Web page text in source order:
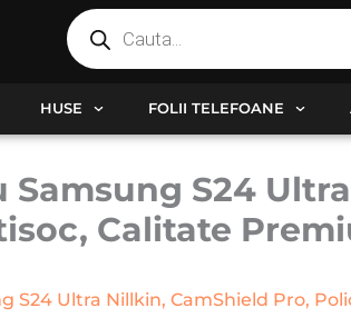
Products
search
HUSE FOLII TELEFOANE
Samsung S24
Calitate